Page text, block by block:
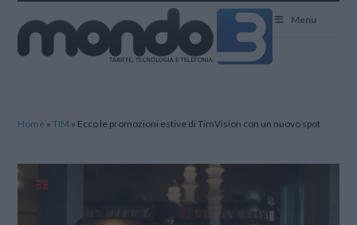
Menu
Home »TIM » Ecco le promozioni estive di TimVision con un nuovo spot